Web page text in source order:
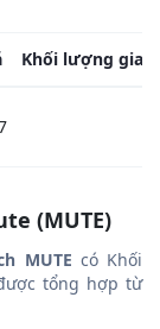
Khối lượng giao
(MUTE)
MUTE có Khối
tổng hợp từ